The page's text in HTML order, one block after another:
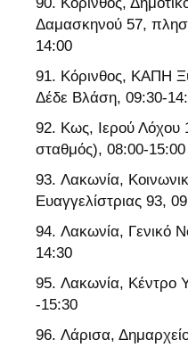
Δαμασκηνού 57,
14:00
Κόρινθος, ΚΑΠΗ
Δέδε Βλάση, 09:30-
Κως, Ιερού Λόχου
σταθμός), 08:00-15:00
Λακωνία,
Ευαγγελίστριας 93,
Λακωνία, Γενικό
14:30
Λακωνία, Κέντρο
-15:30
Λάρισα,